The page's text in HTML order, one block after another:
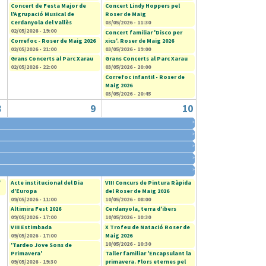
Concert de Festa Major de
l'Agrupació Musical de
Cerdanyola del Vallès
02/05/2026 - 19:00
Correfoc - Roser de Maig 2026
02/05/2026 - 21:00
Grans Concerts al Parc Xarau
02/05/2026 - 22:00
Concert Lindy Hoppers pel
Roser de Maig
03/05/2026 - 11:30
Concert familiar 'Disco per
xics'. Roser de Maig 2026
03/05/2026 - 19:00
Grans Concerts al Parc Xarau
03/05/2026 - 20:00
Correfoc infantil - Roser de
Maig 2026
03/05/2026 - 20:45
9 10
»
»
»
»
»
Acte institucional del Dia
d'Europa
09/05/2026 - 11:00
Altimira Fest 2026
09/05/2026 - 17:00
VIII Estimbada
09/05/2026 - 17:00
'Tardeo Jove Sons de
Primavera'
09/05/2026 - 19:30
VIII Concurs de Pintura Ràpida
del Roser de Maig 2026
10/05/2026 - 08:00
Cerdanyola, terra d'ibers
10/05/2026 - 10:30
X Trofeu de Natació Roser de
Maig 2026
10/05/2026 - 10:30
Taller familiar 'Encapsulant la
primavera. Flors eternes pel